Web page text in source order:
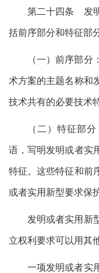
第二十四条 发
括前序部分和特征部
（一）前序部
术方案的主题名称和
技术共有的必要技术
（二）特征部
语，写明发明或者实
特征。这些特征和前
或者实用新型要求保
发明或者实用新
立权利要求可以用其
一项发明或者实